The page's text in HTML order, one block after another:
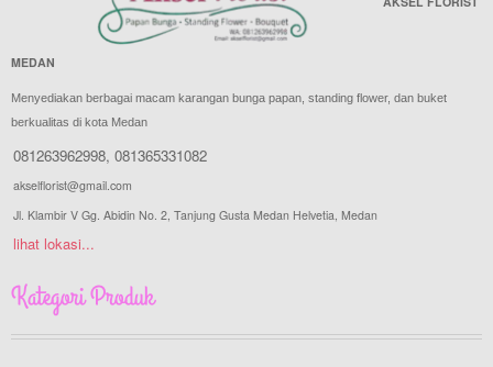
MEDAN
Menyediakan berbagai macam karangan bunga papan, standing flower, dan buket
berkualitas di kota Medan
081263962998, 081365331082
akselflorist@gmail.com
Jl. Klambir V Gg. Abidin No. 2, Tanjung Gusta Medan Helvetia, Medan
lihat lokasi...
Kategori Produk